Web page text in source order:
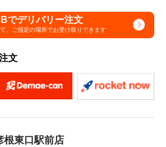
でデリバリー注文
、 ご指定の場所でお受け取りできます
文
根東口駅前店